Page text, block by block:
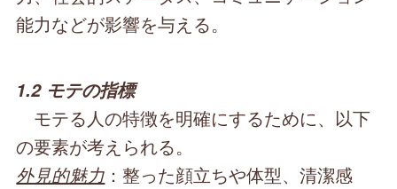
能力などが影響を与える。
1.2 モテの指標
モテる人の特徴を明確にするために、以下
の要素が考えられる。
外見的魅力 ：整った顔立ちや体型、清潔感